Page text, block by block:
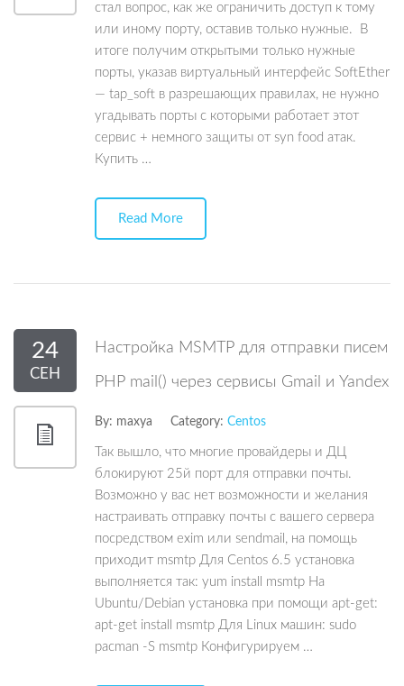
стал вопрос, как же ограничить доступ к тому
или иному порту, оставив только нужные. В
итоге получим открытыми только нужные
порты, указав виртуальный интерфейс SoftEther
— tap_soft в разрешающих правилах, не нужно
угадывать порты с которыми работает этот
сервис + немного защиты от syn food атак.
Купить …
Read More
24
СЕН
Настройка MSMTP для отправки писем
PHP mail() через сервисы Gmail и Yandex
By: maxya Category: Centos
Так вышло, что многие провайдеры и ДЦ
блокируют 25й порт для отправки почты.
Возможно у вас нет возможности и желания
настраивать отправку почты с вашего сервера
посредством exim или sendmail, на помощь
приходит msmtp Для Centos 6.5 установка
выполняется так: yum install msmtp На
Ubuntu/Debian установка при помощи apt-get:
apt-get install msmtp Для Linux машин: sudo
pacman -S msmtp Конфигурируем …